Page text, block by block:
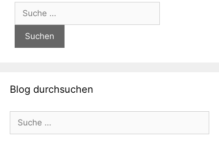
nach:
Blog durchsuchen
nach: